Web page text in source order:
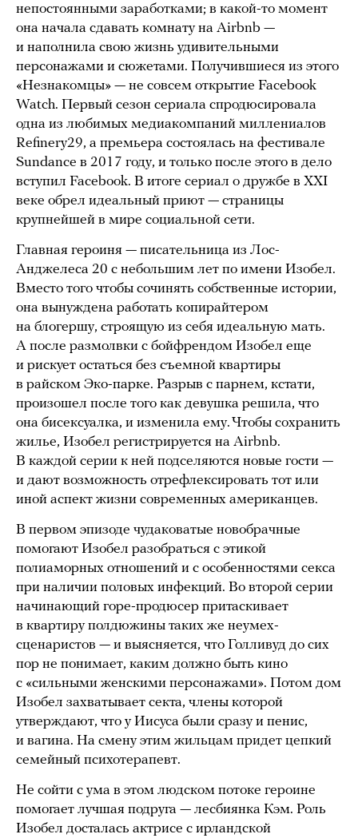
непостоянными заработками; в какой-то момент
она начала сдавать комнату на Airbnb —
и наполнила свою жизнь удивительными
персонажами и сюжетами. Получившиеся из этого
«Незнакомцы» — не совсем открытие Facebook
Watch. Первый сезон сериала спродюсировала
одна из любимых медиакомпаний миллениалов
Refinery29, а премьера состоялась на фестивале
Sundance в 2017 году, и только после этого в дело
вступил Facebook. В итоге сериал о дружбе в XXI
веке обрел идеальный приют — страницы
крупнейшей в мире социальной сети.
Главная героиня — писательница из Лос-
Анджелеса 20 с небольшим лет по имени Изобел.
Вместо того чтобы сочинять собственные истории,
она вынуждена работать копирайтером
на блогершу, строящую из себя идеальную мать.
А после размолвки с бойфрендом Изобел еще
и рискует остаться без съемной квартиры
в райском Эко-парке. Разрыв с парнем, кстати,
произошел после того как девушка решила, что
она бисексуалка, и изменила ему. Чтобы сохранить
жилье, Изобел регистрируется на Airbnb.
В каждой серии к ней подселяются новые гости —
и дают возможность отрефлексировать тот или
иной аспект жизни современных американцев.
В первом эпизоде чудаковатые новобрачные
помогают Изобел разобраться с этикой
полиаморных отношений и с особенностями секса
при наличии половых инфекций. Во второй серии
начинающий горе-продюсер притаскивает
в квартиру полдюжины таких же неумех-
сценаристов — и выясняется, что Голливуд до сих
пор не понимает, каким должно быть кино
с «сильными женскими персонажами». Потом дом
Изобел захватывает секта, члены которой
утверждают, что у Иисуса были сразу и пенис,
и вагина. На смену этим жильцам придет цепкий
семейный психотерапевт.
Не сойти с ума в этом людском потоке героине
помогает лучшая подруга — лесбиянка Кэм. Роль
Изобел досталась актрисе с ирландской